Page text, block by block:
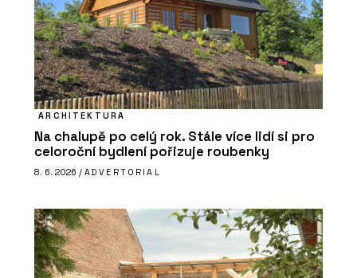
ARCHITEKTURA
Na chalupě po celý rok. Stále více lidí si pro
celoroční bydlení pořizuje roubenky
8. 6. 2026 / ADVERTORIAL